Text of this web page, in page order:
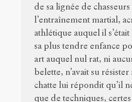
de sa lignée de
l’entraînement martial,
athlétique auquel il
sa plus tendre enfance
art auquel nul rat, ni
belette, n’avait su
chatte lui répondit qu’il
que de techniques,